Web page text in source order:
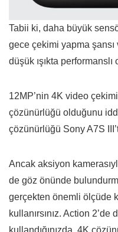
Tabii ki, daha büyük
gece çekimi yapma
düşük ışıkta performanslı
12MP’nin 4K video
çözünürlüğü olduğunu
çözünürlüğü Sony A7S
Ancak aksiyon
de göz önünde
gerçekten önemli ölçüde
kullanırsınız. Action 2’de
kullandığınızda, 4K